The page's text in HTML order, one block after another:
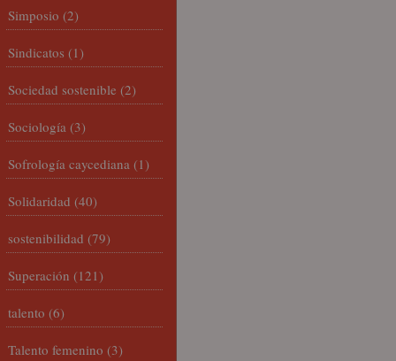
Simposio (2)
Sindicatos (1)
Sociedad sostenible (2)
Sociología (3)
Sofrología caycediana (1)
Solidaridad (40)
sostenibilidad (79)
Superación (121)
talento (6)
Talento femenino (3)